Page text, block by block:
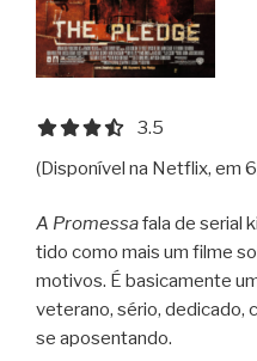
3.5 out of 5.0
3.5
(Disponível na Netflix, em
A Promessafala de serial
tido como mais um filme
motivos. É basicamente
veterano, sério, dedicado,
se aposentando.